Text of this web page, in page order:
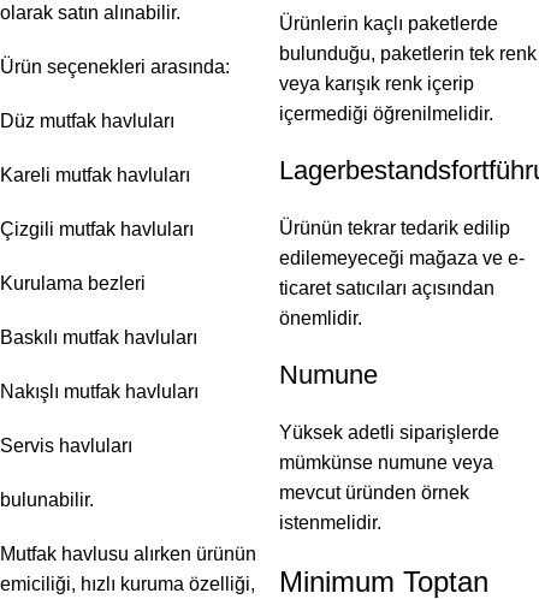
olarak satın alınabilir.
Ürün seçenekleri arasında:
Düz mutfak havluları
Kareli mutfak havluları
Çizgili mutfak havluları
Kurulama bezleri
Baskılı mutfak havluları
Nakışlı mutfak havluları
Servis havluları
bulunabilir.
Mutfak havlusu alırken ürünün
emiciliği, hızlı kuruma özelliği,
Ürünlerin kaçlı paketlerde
bulunduğu, paketlerin tek renk
veya karışık renk içerip
içermediği öğrenilmelidir.
Ürünün tekrar tedarik edilip
edilemeyeceği mağaza ve e-
ticaret satıcıları açısından
önemlidir.
Numune
Yüksek adetli siparişlerde
mümkünse numune veya
mevcut üründen örnek
istenmelidir.
Minimum Toptan